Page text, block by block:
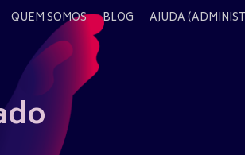
QUEM SOMOS BLOG AJUDA